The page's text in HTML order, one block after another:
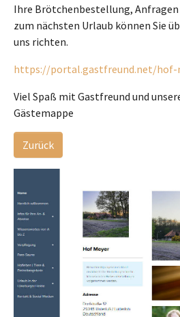
Ihre Brötchenbestellung,
zum nächsten Urlaub können Sie
uns richten.
https://portal.gastfreund.net/hof-
Viel Spaß mit Gastfreund und
Gästemappe
Zurück